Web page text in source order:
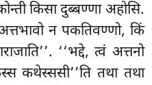
किसा दुब्बण्णा अहोसि.
न पकतिवण्णो, किं
‘‘भद्दे, त्वं अत्तनो
कथेस्ससी’’ति तथा तथा